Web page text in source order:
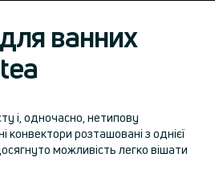
ванних
і, одночасно, нетипову
конвектори розташовані з однієї
можливість легко вішати